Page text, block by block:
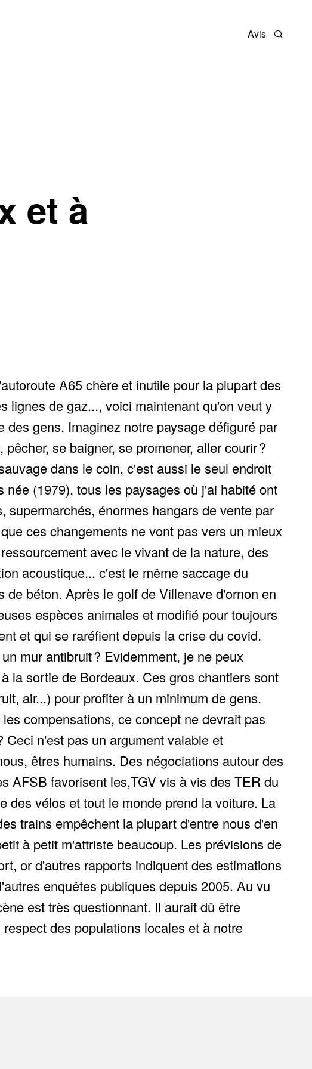
Avis
et à
A65 chère et inutile pour la plupart des
lignes de gaz..., voici maintenant qu'on veut y
gens. Imaginez notre paysage défiguré par
se baigner, se promener, aller courir ?
dans le coin, c'est aussi le seul endroit
(1979), tous les paysages où j'ai habité ont
énormes hangars de vente par
ces changements ne vont pas vers un mieux
avec le vivant de la nature, des
acoustique... c'est le même saccage du
béton. Après le golf de Villenave d'ornon en
espèces animales et modifié pour toujours
et qui se raréfient depuis la crise du covid.
mur antibruit ? Evidemment, je ne peux
la sortie de Bordeaux. Ces gros chantiers sont
air...) pour profiter à un minimum de gens.
compensations, ce concept ne devrait pas
n'est pas un argument valable et
êtres humains. Des négociations autour des
AFSB favorisent les,TGV vis à vis des TER du
des vélos et tout le monde prend la voiture. La
trains empêchent la plupart d'entre nous d'en
à petit m'attriste beaucoup. Les prévisions de
or d'autres rapports indiquent des estimations
enquêtes publiques depuis 2005. Au vu
est très questionnant. Il aurait dû être
des populations locales et à notre